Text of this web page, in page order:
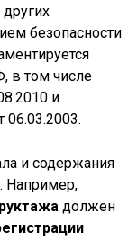
безопасности
в том числе
и
06.03.2003.
и содержания
Например,
должен